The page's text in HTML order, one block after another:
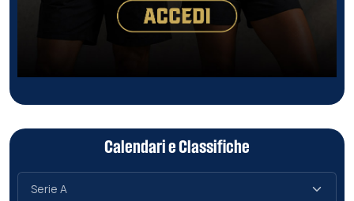
Calendari e Classifiche